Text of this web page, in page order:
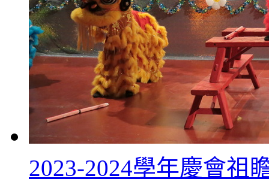
2023-2024學年慶會祖